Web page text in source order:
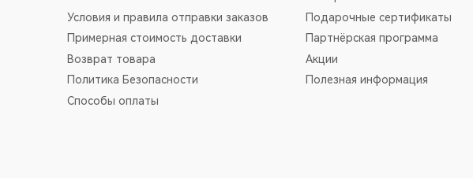
Условия и правила отправки заказов
Примерная стоимость доставки
Возврат товара
Политика Безопасности
Способы оплаты
Подарочные сертификаты
Партнёрская программа
Акции
Полезная информация